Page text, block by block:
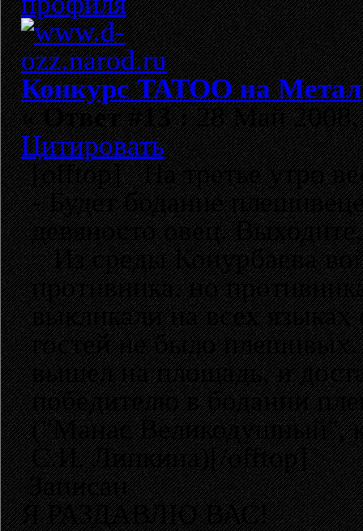
Конкурс TATOO на
«Ответ #13 :28 Май 2008,
Цитировать
[offtop] На третье утро
- Будет бодание
девяносто овец.
Из среды Конурбаева
противника, но
выкликали на всех
гостей не было плешивых.
вышел на площадь, и
победителю в бодании
("Манас Великодушный",
С.И. Липкина)[/offtop]
Записан
Я РАЗДАВЛЮ ВАС!